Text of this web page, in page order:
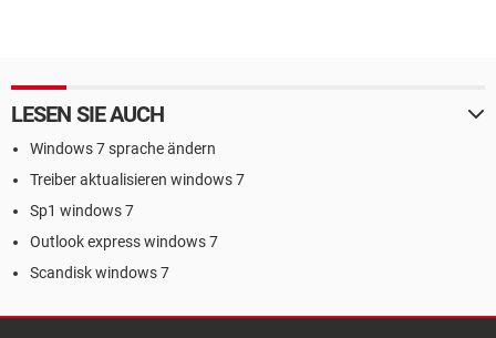
LESEN SIE AUCH
Windows 7 sprache ändern
Treiber aktualisieren windows 7
Sp1 windows 7
Outlook express windows 7
Scandisk windows 7